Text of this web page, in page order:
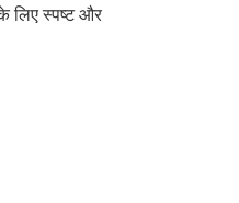
लिए स्पष्ट और